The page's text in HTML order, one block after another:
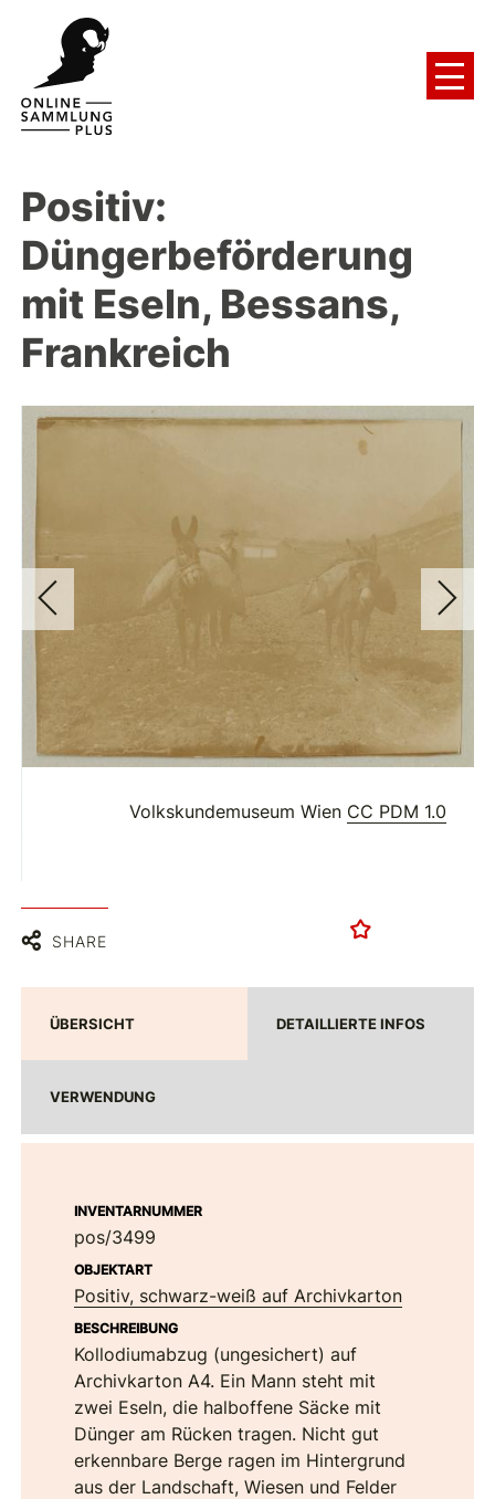
Positiv:
Düngerbeförderung
mit Eseln, Bessans,
Frankreich
Volkskundemuseum Wien CC PDM 1.0
SHARE
ÜBERSICHT DETAILLIERTE INFOS
VERWENDUNG
INVENTARNUMMER
pos/3499
OBJEKTART
Positiv, schwarz-weiß auf Archivkarton
BESCHREIBUNG
Kollodiumabzug (ungesichert) auf
Archivkarton A4. Ein Mann steht mit
zwei Eseln, die halboffene Säcke mit
Dünger am Rücken tragen. Nicht gut
erkennbare Berge ragen im Hintergrund
aus der Landschaft, Wiesen und Felder